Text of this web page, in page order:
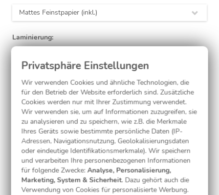
Mattes Feinstpapier (inkl.)
Laminierung:
ohne
Jetzt gestalten
Kostenlose Musterkarte
Wir verwenden Cookies und ähnliche Technologien, die
für den Betrieb der Website erforderlich sind. Zusätzliche
Cookies werden nur mit Ihrer Zustimmung verwendet.
Wir verwenden sie, um auf Informationen zuzugreifen, sie
zu analysieren und zu speichern, wie z.B. die Merkmale
Ihres Geräts sowie bestimmte persönliche Daten (IP-
Adressen, Navigationsnutzung, Geolokalisierungsdaten
oder eindeutige Identifikationsmerkmale). Wir speichern
und verarbeiten Ihre personenbezogenen Informationen
für folgende Zwecke:Analyse, Personalisierung,
Marketing, System & Sicherheit. Dazu gehört auch die
Verwendung von Cookies für personalisierte Werbung.